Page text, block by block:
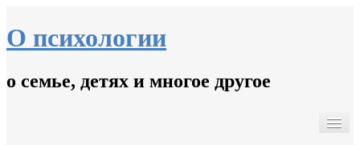
О психологии
о семье, детях и многое другое